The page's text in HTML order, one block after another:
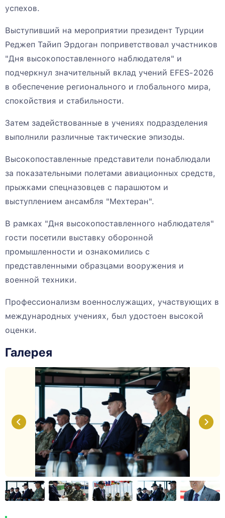
успехов.
Выступивший на мероприятии президент Турции
Реджеп Тайип Эрдоган поприветствовал участников
"Дня высокопоставленного наблюдателя" и
подчеркнул значительный вклад учений EFES-2026
в обеспечение регионального и глобального мира,
спокойствия и стабильности.
Затем задействованные в учениях подразделения
выполнили различные тактические эпизоды.
Высокопоставленные представители понаблюдали
за показательными полетами авиационных средств,
прыжками спецназовцев с парашютом и
выступлением ансамбля "Мехтеран".
В рамках "Дня высокопоставленного наблюдателя"
гости посетили выставку оборонной
промышленности и ознакомились с
представленными образцами вооружения и
военной техники.
Профессионализм военнослужащих, участвующих в
международных учениях, был удостоен высокой
оценки.
Галерея